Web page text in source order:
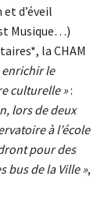
d’éveil
Musique…)
la CHAM
enrichir le
culturelle »:
, lors de deux
à l’école
pour des
bus de la Ville»,